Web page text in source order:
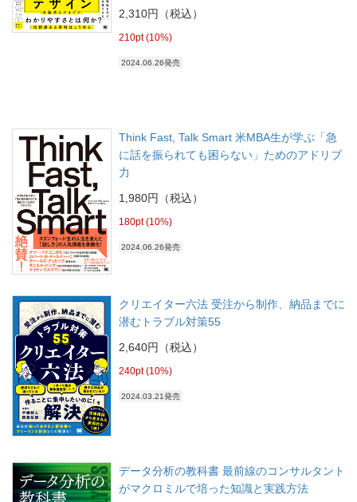
2,310円（税込）
210pt (10%)
2024.06.26発売
Think Fast, Talk Smart 米MBA生が学ぶ「急
に話を振られても困らない」ためのアドリブ
力
1,980円（税込）
180pt (10%)
2024.06.26発売
クリエイター六法 受注から制作、納品までに
潜むトラブル対策55
2,640円（税込）
240pt (10%)
2024.03.21発売
データ分析の教科書 最前線のコンサルタント
がマクロミルで培った知識と実践方法